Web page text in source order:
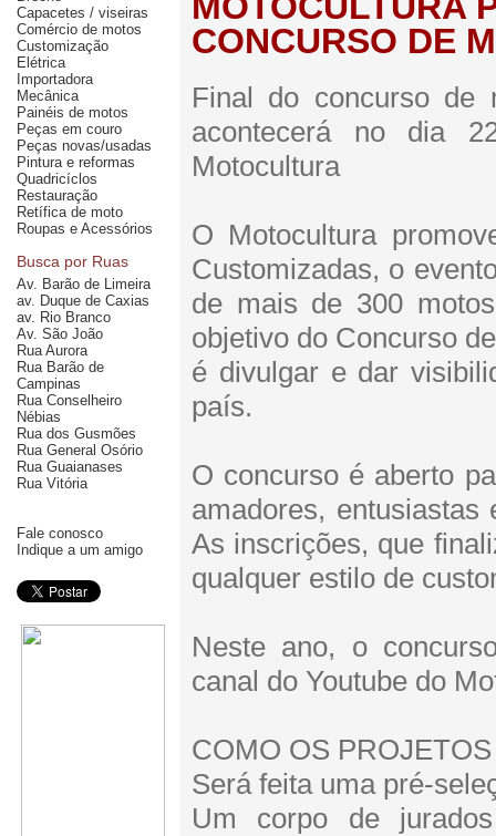
Capacetes / viseiras
Comércio de motos
Customização
Elétrica
Importadora
Mecânica
Painéis de motos
Peças em couro
Peças novas/usadas
Pintura e reformas
Quadricíclos
Restauração
Retífica de moto
Roupas e Acessórios
Busca por Ruas
Av. Barão de Limeira
av. Duque de Caxias
av. Rio Branco
Av. São João
Rua Aurora
Rua Barão de
Campinas
Rua Conselheiro
Nébias
Rua dos Gusmões
Rua General Osório
Rua Guaianases
Rua Vitória
Fale conosco
Indique a um amigo
CONCURSO DE
Final do concurso de
acontecerá no dia
Motocultura
O Motocultura
Customizadas, o
de mais de 300
objetivo do Concurso
é divulgar e dar
país.
O concurso é aberto
amadores, entusiastas
As inscrições, que
qualquer estilo de
Neste ano, o
canal do Youtube do
COMO OS
Será feita uma pré-
Um corpo de